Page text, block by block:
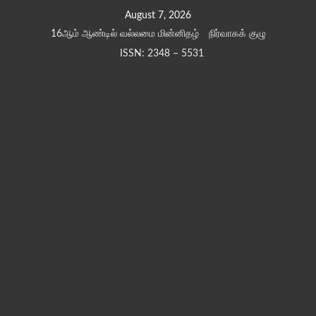
August 7, 2026
16ஆம் ஆண்டில் வல்லமை மின்னிதழ்
நிர்வாகக் குழு
ISSN: 2348 – 5531